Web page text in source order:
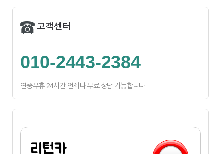
고객센터
010-2443-2384
연중무휴 24시간 언제나 무료 상담 가능합니다.
리턴카